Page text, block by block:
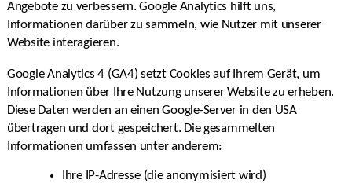
Angebote zu verbessern. Google Analytics hilft uns,
Informationen darüber zu sammeln, wie Nutzer mit unserer
Website interagieren.
Google Analytics 4 (GA4) setzt Cookies auf Ihrem Gerät, um
Informationen über Ihre Nutzung unserer Website zu erheben.
Diese Daten werden an einen Google-Server in den USA
übertragen und dort gespeichert. Die gesammelten
Informationen umfassen unter anderem:
Ihre IP-Adresse (die anonymisiert wird)